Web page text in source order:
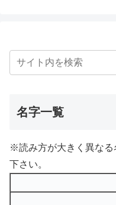
名字一覧
※読み方が大きく異なる
下さい。